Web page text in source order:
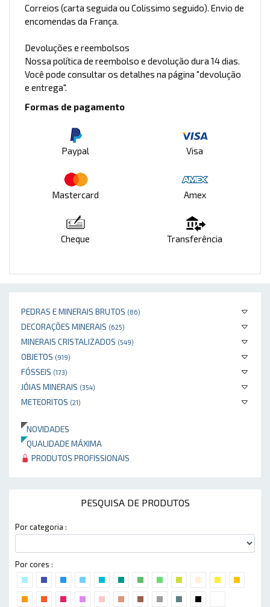
PEDRAS E MINERAIS BRUTOS (86)
DECORAÇÕES MINERAIS (625)
MINERAIS CRISTALIZADOS (549)
OBJETOS (919)
FÓSSEIS (173)
JÓIAS MINERAIS (354)
METEORITOS (21)
NOVIDADES
QUALIDADE MÁXIMA
PRODUTOS PROFISSIONAIS
PESQUISA DE PRODUTOS
Por categoria :
Por cores :
Correios (carta seguida ou Colissimo seguido). Envio de
encomendas da França.
Devoluções e reembolsos
Nossa política de reembolso e devolução dura 14 dias.
Você pode consultar os detalhes na página "devolução
e entrega".
Formas de pagamento
Paypal Visa
Mastercard Amex
Cheque Transferência